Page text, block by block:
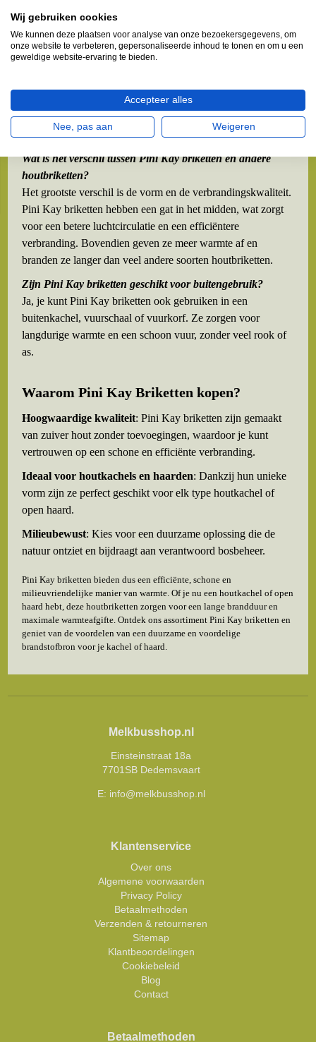
bosbeheer.
Veelgestelde vragen over Pini Kay Briketten
je houtkachel of open haard zoals je dat ook met normaal
haardhout zou doen. Dankzij hun hoge dichtheid hebben ze
een lange brandtijd en hoef je minder vaak bij te vullen.
Wat is het verschil tussen Pini Kay briketten en andere
houtbriketten?
Het grootste verschil is de vorm en de verbrandingskwaliteit.
Pini Kay briketten hebben een gat in het midden, wat zorgt
voor een betere luchtcirculatie en een efficiëntere
verbranding. Bovendien geven ze meer warmte af en
branden ze langer dan veel andere soorten houtbriketten.
Zijn Pini Kay briketten geschikt voor buitengebruik?
Ja, je kunt Pini Kay briketten ook gebruiken in een
buitenkachel, vuurschaal of vuurkorf. Ze zorgen voor
langdurige warmte en een schoon vuur, zonder veel rook of
as.
Waarom Pini Kay Briketten kopen?
Hoogwaardige kwaliteit: Pini Kay briketten zijn gemaakt
van zuiver hout zonder toevoegingen, waardoor je kunt
vertrouwen op een schone en efficiënte verbranding.
Ideaal voor houtkachels en haarden: Dankzij hun unieke
vorm zijn ze perfect geschikt voor elk type houtkachel of
open haard.
Milieubewust: Kies voor een duurzame oplossing die de
natuur ontziet en bijdraagt aan verantwoord bosbeheer.
Pini Kay briketten bieden dus een efficiënte, schone en
milieuvriendelijke manier van warmte. Of je nu een houtkachel of open
haard hebt, deze houtbriketten zorgen voor een lange brandduur en
maximale warmteafgifte. Ontdek ons assortiment Pini Kay briketten en
geniet van de voordelen van een duurzame en voordelige
brandstofbron voor je kachel of haard.
Melkbusshop.nl
Einsteinstraat 18a
7701SB Dedemsvaart
E: info@melkbusshop.nl
Klantenservice
Over ons
Algemene voorwaarden
Privacy Policy
Betaalmethoden
Verzenden & retourneren
Sitemap
Klantbeoordelingen
Cookiebeleid
Blog
Contact
Betaalmethoden
Wij gebruiken cookies
We kunnen deze plaatsen voor analyse van onze bezoekersgegevens, om
onze website te verbeteren, gepersonaliseerde inhoud te tonen en om u een
geweldige website-ervaring te bieden.
Accepteer alles
Nee, pas aan Weigeren